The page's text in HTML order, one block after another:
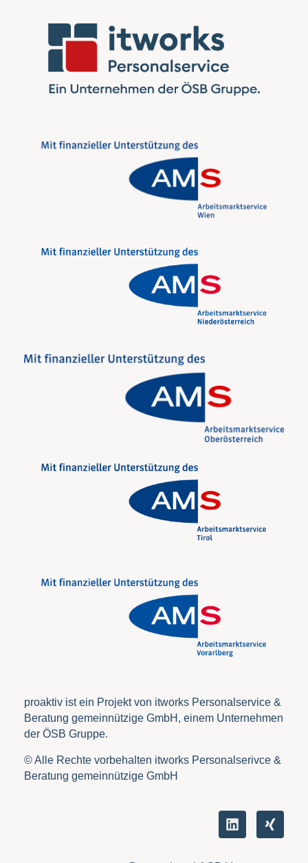
proaktiv ist ein Projekt von itworks Personalservice &
Beratung gemeinnützige GmbH, einem Unternehmen
der ÖSB Gruppe.
© Alle Rechte vorbehalten itworks Personalserivce &
Beratung gemeinnützige GmbH